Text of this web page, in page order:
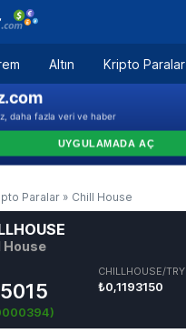
Altın Kripto Paralar
Paralar » Chill House
House
)
CHILLHOUSE/TRY
₺0,1193150